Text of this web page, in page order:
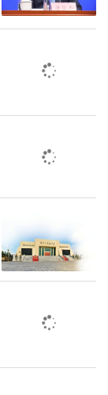
也推动我
杆。
打造文旅
低空游等
，而是贯
收、手艺
经济。为
”，我省
建立快处
。文旅，
资源依